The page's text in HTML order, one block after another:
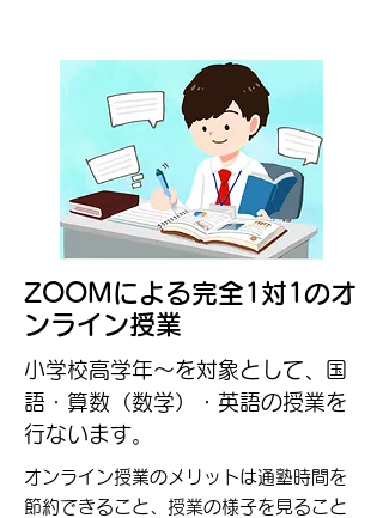
ZOOMによる完全1対1のオ
ンライン授業
小学校高学年〜を対象として、​国
語・算数（数学）・英語の授業を
行ないます。
オンライン授業のメリットは通塾時間を
節約できること、授業の様子を見ること